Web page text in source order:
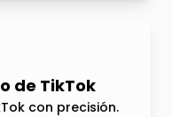
de TikTok
con precisión.